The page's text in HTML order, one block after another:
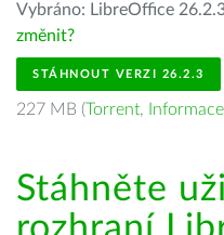
Vybráno: LibreOffice
změnit?
STÁHNOUT VERZI 26.2.3
227 MB (Torrent, Informace
Stáhněte